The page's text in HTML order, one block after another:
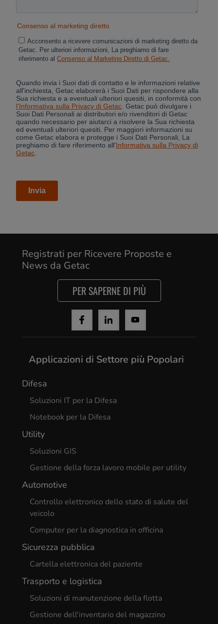
Registrati per Ricevere Proposte e
News da Getac
PER SAPERNE DI PIÙ
Applicazioni di Settore più Popolari
Difesa
Soluzioni IT per la Difesa
Notebook per la Difesa
Utility
Soluzioni GIS
Gestione della forza lavoro mobile per utility
Automotive
Controllo elettronico dello stato di salute del
veicolo
Computer per la diagnostica in officina
Sicurezza pubblica
Cartella elettronica del paziente
Trasporto e logistica
Soluzioni di manutenzione della flotta
Gestione dell'inventario del magazzino